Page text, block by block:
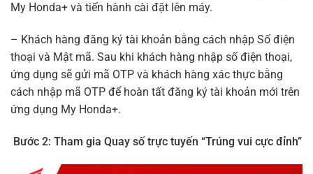
My Honda+ và tiến hành cài đặt lên máy.
– Khách hàng đăng ký tài khoản bằng cách nhập Số điện
thoại và Mật mã. Sau khi khách hàng nhập số điện thoại,
ứng dụng sẽ gửi mã OTP và khách hàng xác thực bằng
cách nhập mã OTP để hoàn tất đăng ký tài khoản mới trên
ứng dụng My Honda+.
Bước 2: Tham gia Quay số trực tuyến “Trúng vui cực đỉnh”